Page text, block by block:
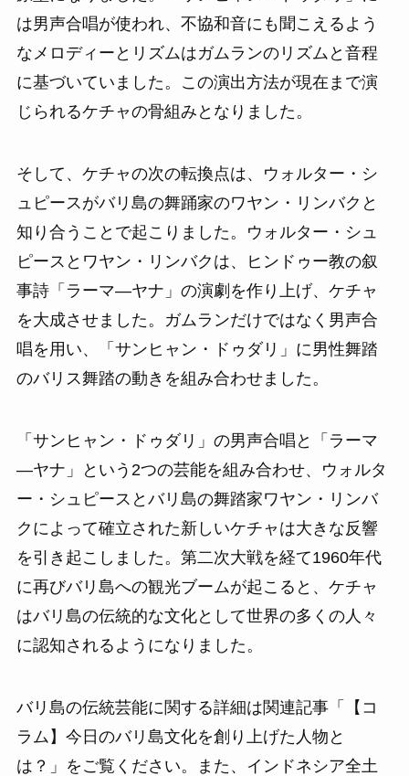
は男声合唱が使われ、不協和音にも聞こえるよう
なメロディーとリズムはガムランのリズムと音程
に基づいていました。この演出方法が現在まで演
じられるケチャの骨組みとなりました。
そして、ケチャの次の転換点は、ウォルター・シ
ュピースがバリ島の舞踊家のワヤン・リンバクと
知り合うことで起こりました。ウォルター・シュ
ピースとワヤン・リンバクは、ヒンドゥー教の叙
事詩「ラーマ―ヤナ」の演劇を作り上げ、ケチャ
を大成させました。ガムランだけではなく男声合
唱を用い、「サンヒャン・ドゥダリ」に男性舞踏
のバリス舞踏の動きを組み合わせました。
「サンヒャン・ドゥダリ」の男声合唱と「ラーマ
―ヤナ」という2つの芸能を組み合わせ、ウォルタ
ー・シュピースとバリ島の舞踏家ワヤン・リンバ
クによって確立された新しいケチャは大きな反響
を引き起こしました。第二次大戦を経て1960年代
に再びバリ島への観光ブームが起こると、ケチャ
はバリ島の伝統的な文化として世界の多くの人々
に認知されるようになりました。
バリ島の伝統芸能に関する詳細は関連記事「【コ
ラム】今日のバリ島文化を創り上げた人物と
は？」をご覧ください。また、インドネシア全土